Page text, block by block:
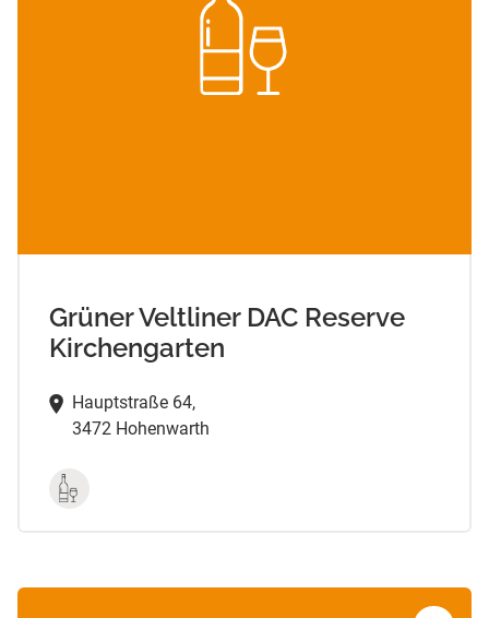
Grüner Veltliner DAC Reserve
Kirchengarten
Hauptstraße 64,
3472 Hohenwarth